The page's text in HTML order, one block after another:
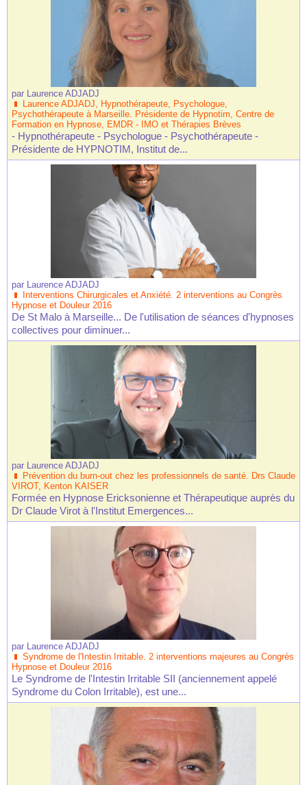
par Laurence ADJADJ
Laurence ADJADJ, Hypnothérapeute, Psychologue,
Psychothérapeute à Marseille. Présidente de Hypnotim, Centre de
Formation en Hypnose, EMDR - IMO et Thérapies Brèves
- Hypnothérapeute - Psychologue - Psychothérapeute -
Présidente de HYPNOTIM, Institut de...
par Laurence ADJADJ
Interventions Chirurgicales et Anxiété. 2 interventions au Congrès
Hypnose et Douleur 2016
De St Malo à Marseille... De l'utilisation de séances d'hypnoses
collectives pour diminuer...
par Laurence ADJADJ
Prévention du burn-out chez les professionnels de santé. Drs Claude
VIROT, Kenton KAISER
Formée en Hypnose Ericksonienne et Thérapeutique auprès du
Dr Claude Virot à l'Institut Emergences...
par Laurence ADJADJ
Syndrome de l'Intestin Irritable. 2 interventions majeures au Congrès
Hypnose et Douleur 2016
Le Syndrome de l'Intestin Irritable SII (anciennement appelé
Syndrome du Colon Irritable), est une...